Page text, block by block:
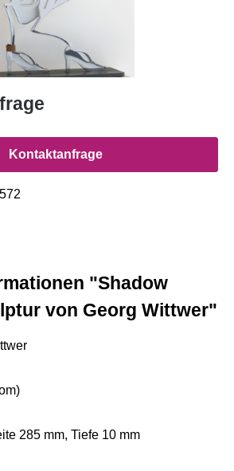
Kontaktanfrage
572
"Shadow
von Georg Wittwer"
285 mm, Tiefe 10 mm